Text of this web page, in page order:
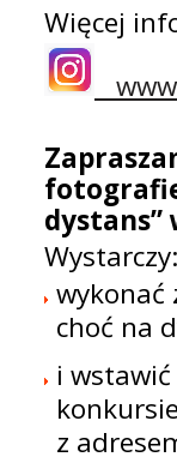
Więcej
dystans”
wykonać
choć na
i
z